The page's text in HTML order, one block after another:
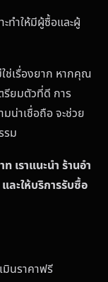
ทำให้มีผู้ซื้อและผู้
ช่เรื่องยาก หากคุณ
รียมตัวที่ดี การ
น่าเชื่อถือ จะช่วย
รม
เราแนะนำ ร้านอำ
ละให้บริการรับซื้อ
มินราคาฟรี